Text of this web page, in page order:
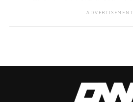
ADVERTISEMENT